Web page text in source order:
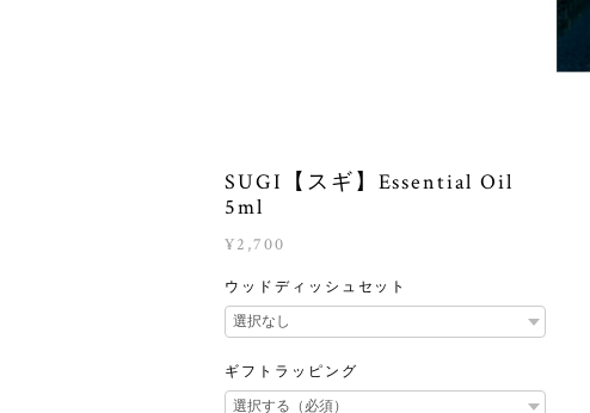
SUGI【スギ】Essential Oil
5ml
¥2,700
ウッドディッシュセット
ギフトラッピング